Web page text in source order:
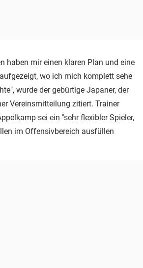
haben mir einen klaren Plan und eine
wo ich mich komplett sehe
wurde der gebürtige Japaner, der
Vereinsmitteilung zitiert. Trainer
sei ein "sehr flexibler Spieler,
im Offensivbereich ausfüllen